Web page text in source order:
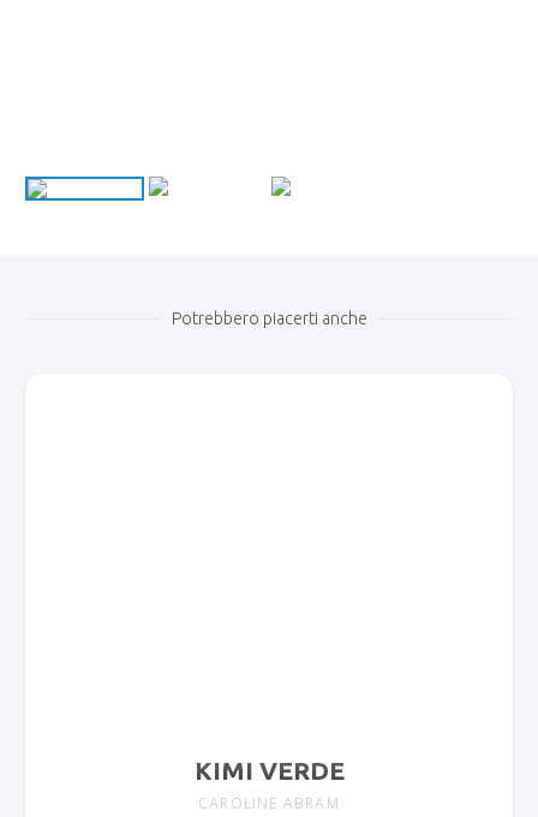
Potrebbero piacerti anche
KIMI VERDE
CAROLINE ABRAM